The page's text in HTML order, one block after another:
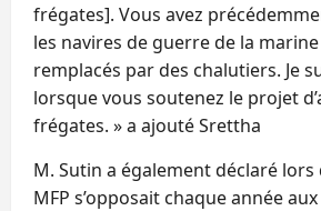
frégates]. Vous avez
les navires de guerre de la
remplacés par des chalutiers. Je
lorsque vous soutenez le projet
frégates. » a ajouté Srettha
M. Sutin a également déclaré
MFP s’opposait chaque année